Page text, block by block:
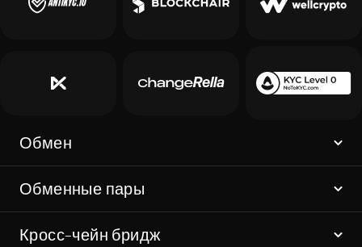
Обмен
Обменные пары
Кросс-чейн бридж